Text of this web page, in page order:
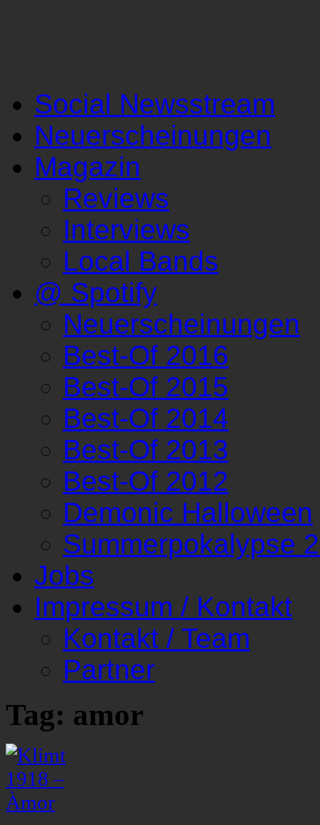
Social Newsstream
Neuerscheinungen
Magazin
Reviews
Interviews
Local Bands
@ Spotify
Neuerscheinungen
Best-Of 2016
Best-Of 2015
Best-Of 2014
Best-Of 2013
Best-Of 2012
Demonic Halloween
Summerpokalypse
Jobs
Impressum / Kontakt
Kontakt / Team
Partner
Tag: amor